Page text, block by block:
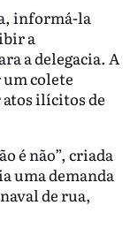
informá-la
a
a delegacia. A
colete
ilícitos de
é não”, criada
uma demanda
de rua,